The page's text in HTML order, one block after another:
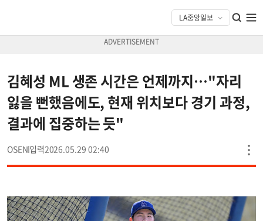
김혜성 ML 생존 시간은 언제까지…"자리
잃을 뻔했음에도, 현재 위치보다 경기 과정,
결과에 집중하는 듯"
OSEN 2026.05.29 02:40